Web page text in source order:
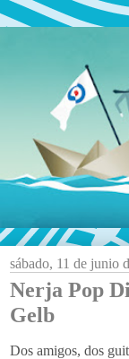
sábado, 11 de junio
Nerja Pop
Gelb
Dos amigos, dos